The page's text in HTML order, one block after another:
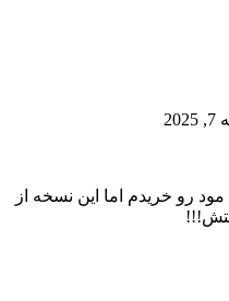
رو خریدم اما این نسخه از